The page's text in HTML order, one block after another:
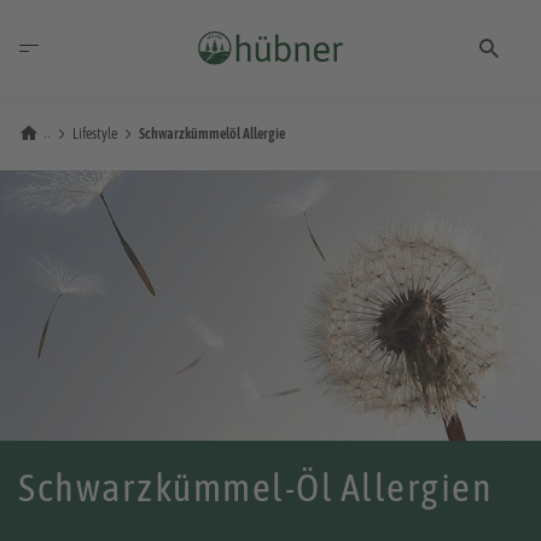
Lifestyle Schwarzkümmelöl Allergie
Schwarzkümmel-Öl Allergien